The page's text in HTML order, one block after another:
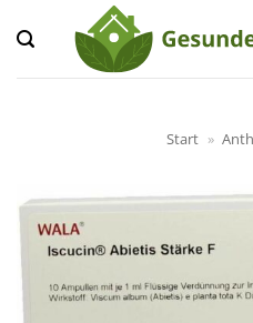
Inhalt
springen
Start »